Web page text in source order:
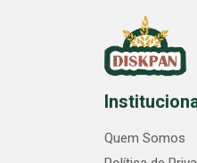
Quem Somos